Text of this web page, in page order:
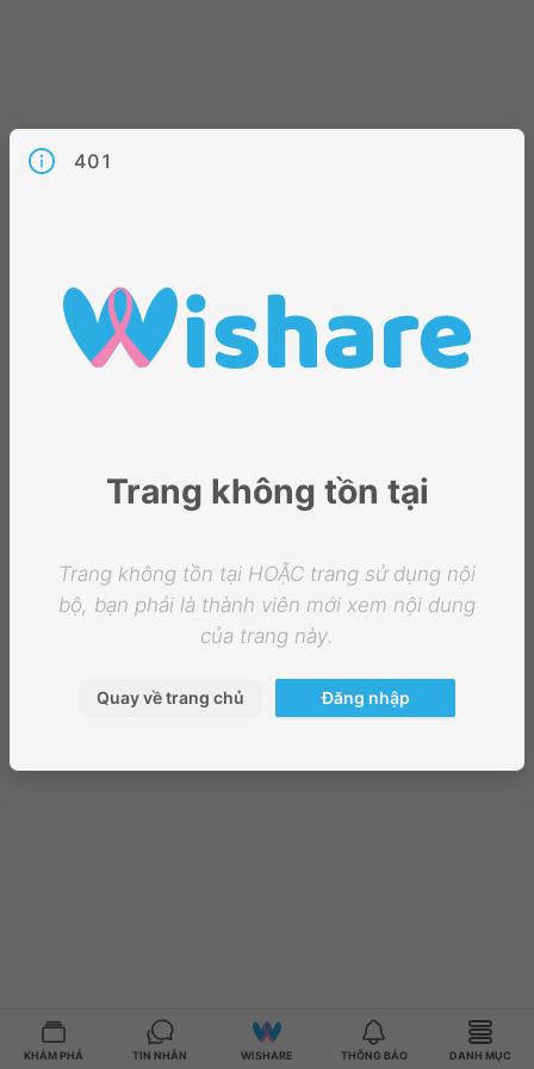
KHÁM PHÁ TIN NHẮN WISHARE THÔNG BÁO DANH MỤC
401
Trang không tồn tại
Trang không tồn tại HOẶC trang sử dụng nội
bộ, bạn phải là thành viên mới xem nội dung
của trang này.
Quay về trang chủ Đăng nhập